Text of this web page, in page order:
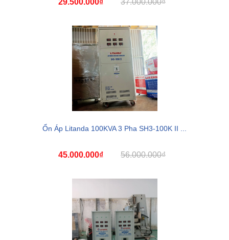
Ổn Áp Litanda 100KVA 3 Pha SH3-100K II ...
45.000.000₫ 56.000.000₫